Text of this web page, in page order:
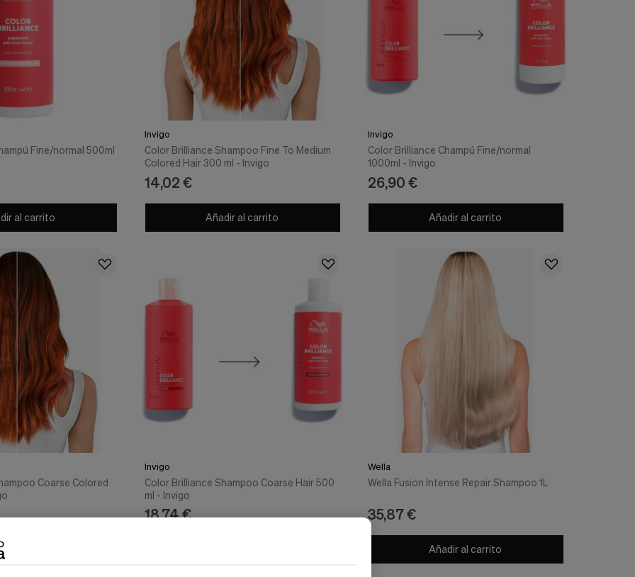
Fine/normal 500ml
al carrito
Invigo
Color Brilliance Shampoo Fine To Medium
Colored Hair 300 ml - Invigo
14,02 €
Añadir al carrito
Invigo
Color Brilliance Champú Fine/normal
1000ml - Invigo
26,90 €
Añadir al carrito
Coarse Colored
al carrito
Invigo
Color Brilliance Shampoo Coarse Hair 500
ml - Invigo
18,74 €
Wella
Wella Fusion Intense Repair Shampoo 1L
35,87 €
Añadir al carrito